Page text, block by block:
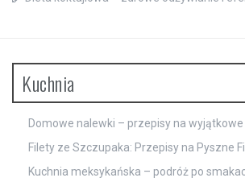
Kuchnia
Domowe nalewki – przepisy na
Filety ze Szczupaka: Przepisy na Pyszne
Kuchnia meksykańska – podróż po